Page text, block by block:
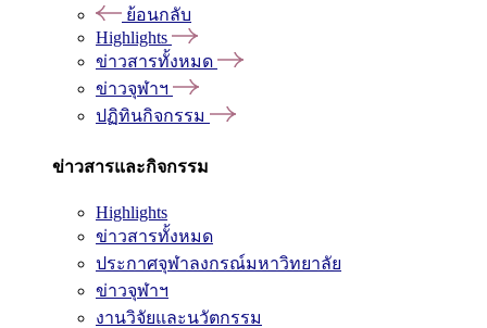
ย้อนกลับ
Highlights
ข่าวสารทั้งหมด
ข่าวจุฬาฯ
ปฏิทินกิจกรรม
ข่าวสารและกิจกรรม
Highlights
ข่าวสารทั้งหมด
ประกาศจุฬาลงกรณ์มหาวิทยาลัย
ข่าวจุฬาฯ
งานวิจัยและนวัตกรรม